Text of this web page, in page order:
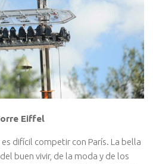
Eiffel
difícil competir con París. La bella
buen vivir, de la moda y de los